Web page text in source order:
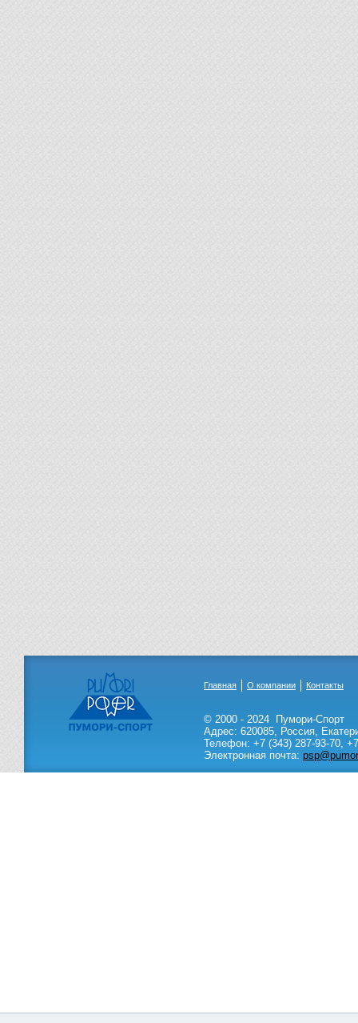
Главная О компании Контакты
© 2000 - 2024
Пумори-Спорт
Адрес: 620085, Россия,
Телефон: +7 (343) 287-93-70,
Электронная почта: